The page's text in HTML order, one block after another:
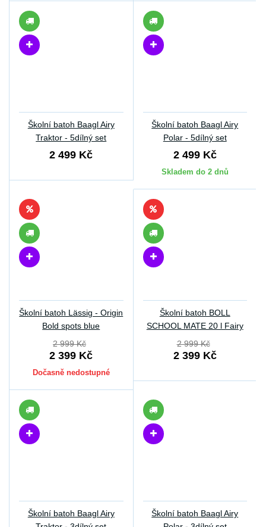
Školní batoh Baagl Airy
Traktor - 5dílný set
2 499 Kč
Školní batoh Baagl Airy
Polar - 5dílný set
2 499 Kč
Skladem do 2 dnů
Školní batoh Lässig - Origin
Bold spots blue
2 999 Kč
2 399 Kč
Dočasně nedostupné
Školní batoh BOLL
SCHOOL MATE 20 l Fairy
2 999 Kč
2 399 Kč
Školní batoh Baagl Airy
Školní batoh Baagl Airy